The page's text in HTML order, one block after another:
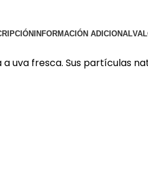
INFORMACIÓN ADICIONAL
uva fresca. Sus partículas